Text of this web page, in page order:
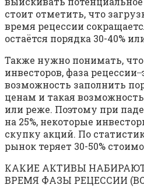
стоит отметить, что
время рецессии
остаётся порядка 30-40%
Также нужно понимать,
инвесторов, фаза рецессии
возможность заполнить
ценам и такая
или реже. Поэтому при
на 25%, некоторые
скупку акций. По
рынок теряет 30-50%
КАКИЕ АКТИВЫ
ВРЕМЯ ФАЗЫ РЕЦЕССИИ